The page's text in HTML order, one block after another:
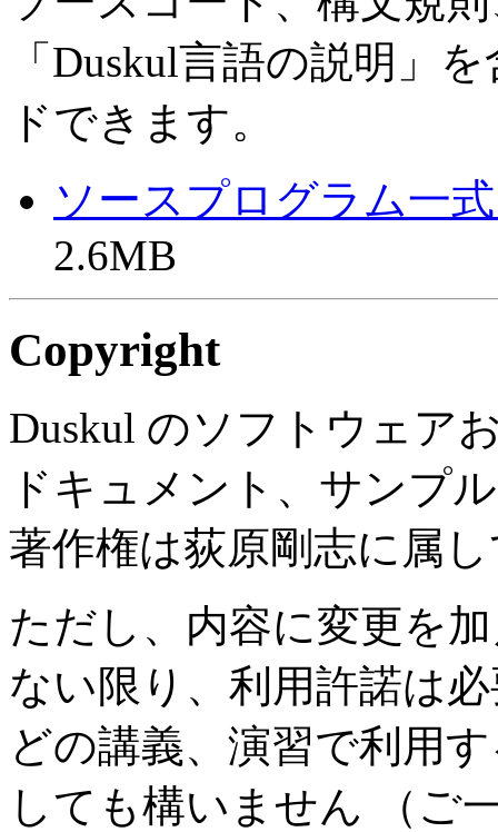
「Duskul言語の説明」
ドできます。
ソースプログラム一
2.6MB
Copyright
Duskul のソフトウェア
ドキュメント、サンプ
著作権は荻原剛志に属
ただし、内容に変更を
ない限り、利用許諾は
どの講義、演習で利用
しても構いません （ご